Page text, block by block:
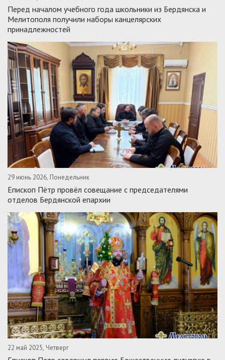
Перед началом учебного года школьники из Бердянска и
Мелитополя получили наборы канцелярских
принадлежностей
29 июнь 2026, Понедельник
Епископ Пётр провёл совещание с председателями
отделов Бердянской епархии
22 май 2025, Четверг